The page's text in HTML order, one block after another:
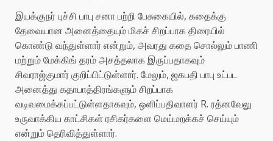
இயக்குநர் புச்சி பாபு சனா பற்றி பேசுகையில், கதைக்கு
தேவையான அனைத்தையும் மிகச் சிறப்பாக திரையில்
கொண்டு வந்துள்ளார் என்றும், அவரது கதை சொல்லும் பாணி
மற்றும் மேக்கிங் தரம் அசத்தலாக இருப்பதாகவும்
சிவராஜ்குமார் குறிப்பிட்டுள்ளார். மேலும், ஜகபதி பாபு உட்பட
அனைத்து கதாபாத்திரங்களும் சிறப்பாக
வடிவமைக்கப்பட்டுள்ளதாகவும், ஒளிப்பதிவாளர் R. ரத்னவேலு
உருவாக்கிய காட்சிகள் ரசிகர்களை மெய்மறக்கச் செய்யும்
என்றும் தெரிவித்துள்ளார்.